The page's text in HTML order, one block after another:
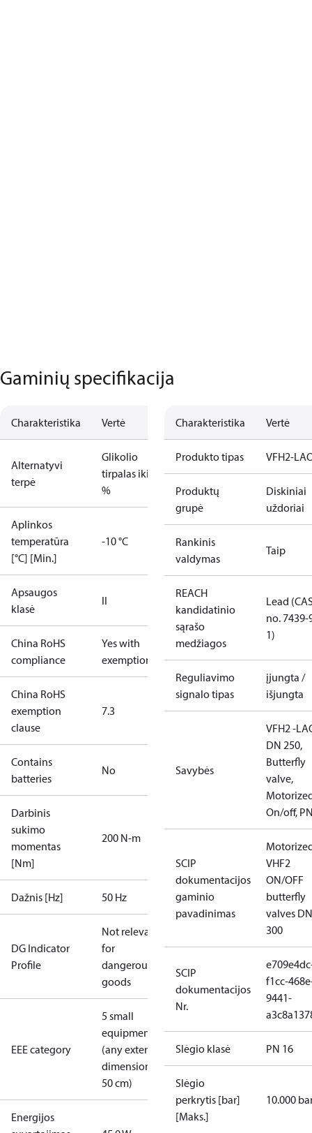
Gaminių specifikacija
Charakteristika Vertė
Alternatyvi
terpė
Glikolio
tirpalas iki 50
%
Aplinkos
temperatūra
[°C] [Min.]
-10 °C
Apsaugos
klasė
II
China RoHS
compliance
Yes with
exemptions
China RoHS
exemption
clause
7.3
Contains
batteries
No
Darbinis
sukimo
momentas
[Nm]
200 N-m
Dažnis [Hz] 50 Hz
DG Indicator
Profile
Not relevant
for
dangerous
goods
EEE category
5 small
equipment
(any external
dimension <
50 cm)
Energijos
Charakteristika Vertė
Produkto tipas VFH2-
Produktų
grupė
Diskiniai
uždoriai
Rankinis
valdymas
Taip
REACH
kandidatinio
sąrašo
medžiagos
Lead
no. 7439-
1)
Reguliavimo
signalo tipas
įjungta /
išjungta
Savybės
VFH2 -
DN 250,
Butterfly
valve,
On/off,
SCIP
dokumentacijos
gaminio
pavadinimas
VHF2
ON/OFF
butterfly
valves
300
SCIP
dokumentacijos
Nr.
f1cc-
9441-
Slėgio klasė PN 16
Slėgio
perkrytis [bar]
[Maks.]
10.000